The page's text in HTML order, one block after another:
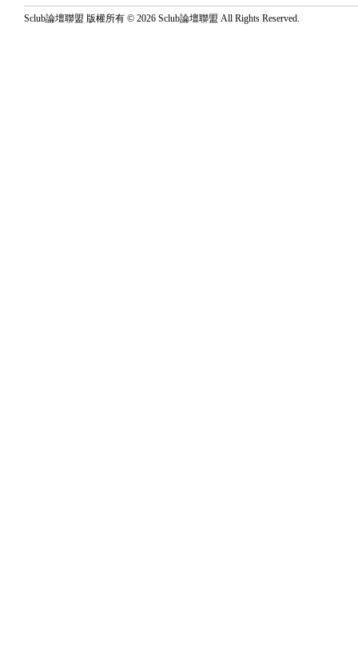
Sclub論壇聯盟 版權所有 © 2026 Sclub論壇聯盟 All Rights Reserved.